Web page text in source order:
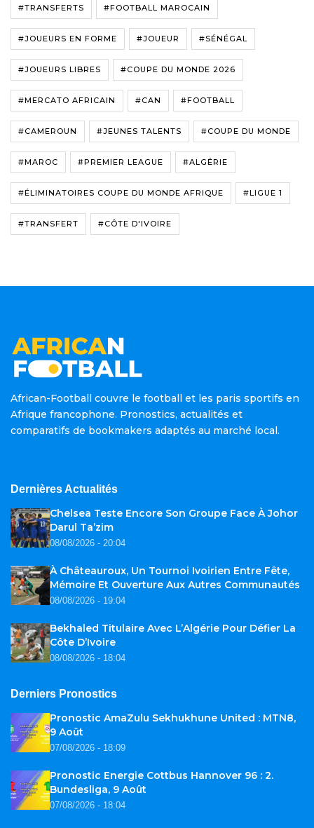
#TRANSFERTS #FOOTBALL MAROCAIN
#JOUEURS EN FORME #JOUEUR #SÉNÉGAL
#JOUEURS LIBRES #COUPE DU MONDE 2026
#MERCATO AFRICAIN #CAN #FOOTBALL
#CAMEROUN #JEUNES TALENTS #COUPE DU MONDE
#MAROC #PREMIER LEAGUE #ALGÉRIE
#ÉLIMINATOIRES COUPE DU MONDE AFRIQUE #LIGUE 1
#TRANSFERT #CÔTE D'IVOIRE
African-Football couvre le football et les paris sportifs en
Afrique francophone. Pronostics, actualités et
comparatifs de bookmakers adaptés au marché local.
Dernières Actualités
Chelsea Teste Encore Son Groupe Face À Johor
Darul Ta’zim
08/08/2026 - 20:04
À Châteauroux, Un Tournoi Ivoirien Entre Fête,
Mémoire Et Ouverture Aux Autres Communautés
08/08/2026 - 19:04
Bekhaled Titulaire Avec L’Algérie Pour Défier La
Côte D’Ivoire
08/08/2026 - 18:04
Derniers Pronostics
Pronostic AmaZulu Sekhukhune United : MTN8,
9 Août
07/08/2026 - 18:09
Pronostic Energie Cottbus Hannover 96 : 2.
Bundesliga, 9 Août
07/08/2026 - 18:04